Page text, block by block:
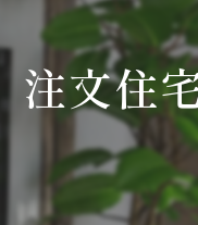
注文住